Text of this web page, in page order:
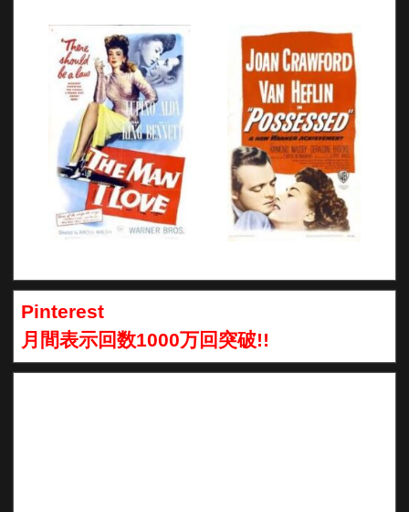
Pinterest
月間表示回数1000万回突破!!